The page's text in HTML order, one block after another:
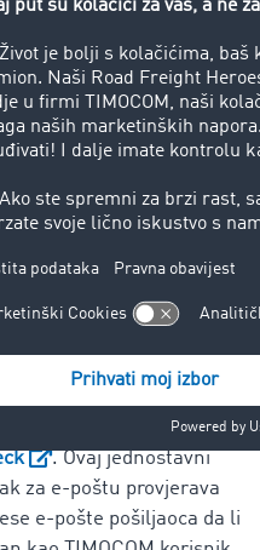
Messengerza svu
svojim partnerima i
– on je brži,
te smanjuje rizik od
upite putem e-pošte,
vam da koristite
. Ovaj jednostavni
za e-poštu provjerava
e-pošte pošiljaoca da li